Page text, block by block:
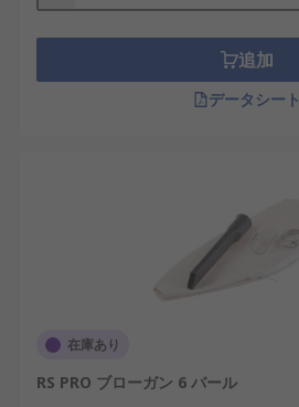
追加
データシート
在庫あり
RS PRO ブローガン 6 バール